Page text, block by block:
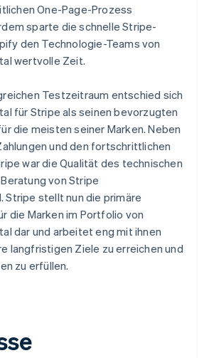
One-Page-Prozess
sparte die schnelle Stripe-
den Technologie-Teams von
wertvolle Zeit.
Testzeitraum entschied sich
für Stripe als seinen bevorzugten
die meisten seiner Marken. Neben
und den fortschrittlichen
war die Qualität des technischen
von Stripe
Stripe stellt nun die primäre
die Marken im Portfolio von
dar und arbeitet eng mit ihnen
langfristigen Ziele zu erreichen und
zu erfüllen.